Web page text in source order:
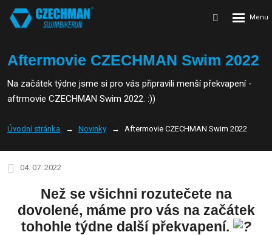
Vyhledávání
Rozbalení
Aftermovie CZECHMAN Swim 2022
Na začátek týdne jsme si pro vás připravili menší překvapení -
aftrmovie CZECHMAN Swim 2022. :))
Úvodní stránka Novinky Aftermovie CZECHMAN Swim 2022
04. 07. 2022
Než se všichni rozutečete na
dovolené, máme pro vás na začátek
tohohle týdne další překvapení.